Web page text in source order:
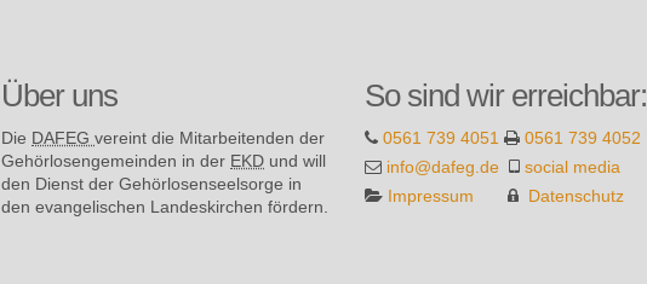
Über uns
Die DAFEG vereint die Mitarbeitenden der
Gehör­losen­gemeinden in der EKD und will
den Dienst der Gehör­losen­seel­sorge in
den evange­lischen Landes­kirchen fördern.
So sind wir erreichbar:
0561 739 4051
0561 739 4052
info@dafeg.de
social media
Impressum
Datenschutz